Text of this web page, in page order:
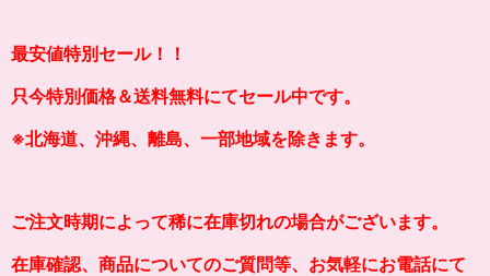
最安値特別セール！！
只今特別価格＆送料無料にてセール中です。
※北海道、沖縄、離島、一部地域を除きます。
ご注文時期によって稀に在庫切れの場合がございます。
在庫確認、商品についてのご質問等、お気軽にお電話にて